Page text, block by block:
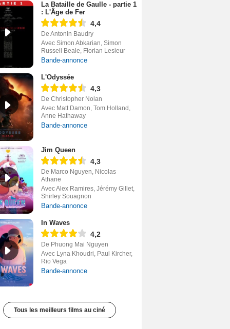
La Bataille de Gaulle - partie 1
: L'Âge de Fer
4,4
De Antonin Baudry
Avec Simon Abkarian, Simon
Russell Beale, Florian Lesieur
Bande-annonce
L'Odyssée
4,3
De Christopher Nolan
Avec Matt Damon, Tom Holland,
Anne Hathaway
Bande-annonce
Jim Queen
4,3
De Marco Nguyen, Nicolas
Athane
Avec Alex Ramires, Jérémy Gillet,
Shirley Souagnon
Bande-annonce
In Waves
4,2
De Phuong Mai Nguyen
Avec Lyna Khoudri, Paul Kircher,
Rio Vega
Bande-annonce
Tous les meilleurs films au ciné